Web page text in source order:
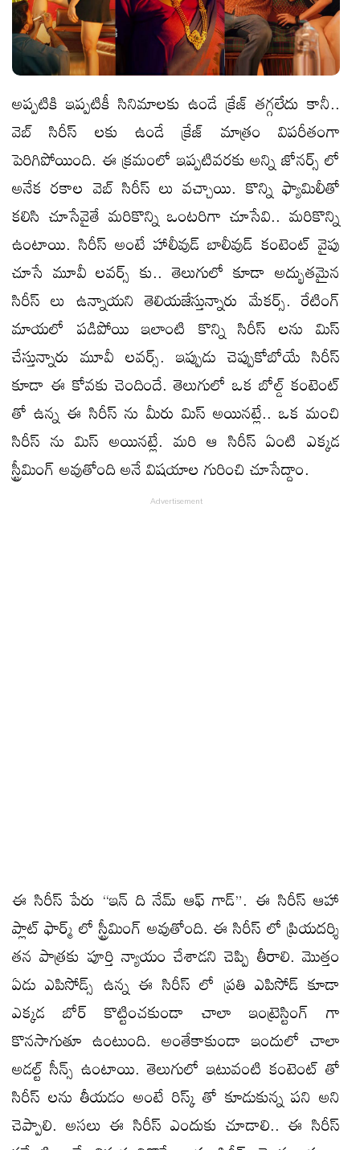
అప్పటికి ఇప్పటికీ సినిమాలకు ఉండే క్రేజ్ తగ్గలేదు కానీ..
వెబ్ సిరీస్ లకు ఉండే క్రేజ్ మాత్రం విపరీతంగా
పెరిగిపోయింది. ఈ క్రమంలో ఇప్పటివరకు అన్ని జోనర్స్ లో
అనేక రకాల వెబ్ సిరీస్ లు వచ్చాయి. కొన్ని ఫ్యామిలీతో
కలిసి చూసేవైతే మరికొన్ని ఒంటరిగా చూసేవి.. మరికొన్ని
ఉంటాయి. సిరీస్ అంటే హాలీవుడ్ బాలీవుడ్ కంటెంట్ వైపు
చూసే మూవీ లవర్స్ కు.. తెలుగులో కూడా అద్భుతమైన
సిరీస్ లు ఉన్నాయని తెలియజేస్తున్నారు మేకర్స్. రేటింగ్
మాయలో పడిపోయి ఇలాంటి కొన్ని సిరీస్ లను మిస్
చేస్తున్నారు మూవీ లవర్స్. ఇప్పుడు చెప్పుకోబోయే సిరీస్
కూడా ఈ కోవకు చెందిందే. తెలుగులో ఒక బోల్డ్ కంటెంట్
తో ఉన్న ఈ సిరీస్ ను మీరు మిస్ అయినట్లే.. ఒక మంచి
సిరీస్ ను మిస్ అయినట్లే. మరి ఆ సిరీస్ ఏంటి ఎక్కడ
స్ట్రీమింగ్ అవుతోంది అనే విషయాల గురించి చూసేద్దాం.
ఈ సిరీస్ పేరు “ఇన్ ది నేమ్ ఆఫ్ గాడ్”. ఈ సిరీస్ ఆహా
ప్లాట్ ఫార్మ్ లో స్ట్రీమింగ్ అవుతోంది. ఈ సిరీస్ లో ప్రియదర్శి
తన పాత్రకు పూర్తి న్యాయం చేశాడని చెప్పి తీరాలి. మొత్తం
ఏడు ఎపిసోడ్స్ ఉన్న ఈ సిరీస్ లో ప్రతి ఎపిసోడ్ కూడా
ఎక్కడ బోర్ కొట్టించకుండా చాలా ఇంట్రెస్టింగ్ గా
కొనసాగుతూ ఉంటుంది. అంతేకాకుండా ఇందులో చాలా
అడల్ట్ సీన్స్ ఉంటాయి. తెలుగులో ఇటువంటి కంటెంట్ తో
సిరీస్ లను తీయడం అంటే రిస్క్ తో కూడుకున్న పని అని
చెప్పాలి. అసలు ఈ సిరీస్ ఎందుకు చూడాలి.. ఈ సిరీస్